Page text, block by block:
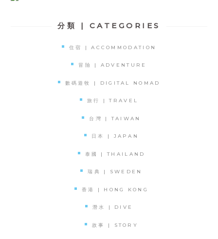
分類 | CATEGORIES
住宿 | ACCOMMODATION
冒險 | ADVENTURE
數碼遊牧 | DIGITAL NOMAD
旅行 | TRAVEL
台灣 | TAIWAN
日本 | JAPAN
泰國 | THAILAND
瑞典 | SWEDEN
香港 | HONG KONG
潛水 | DIVE
故事 | STORY